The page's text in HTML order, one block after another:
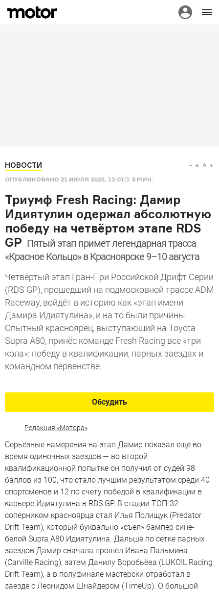
НОВОСТИ
ОПУБЛИКОВАНО 21 ИЮЛЯ 2025, 13:01 5 МИН.
a A
Триумф Fresh Racing: Дамир
Идиятулин одержал абсолютную
победу на четвёртом этапе RDS
GP Пятый этап примет легендарная трасса
«Красное Кольцо» в Красноярске 9–10 августа
Четвёртый этап Гран-При Российской Дрифт Серии
(RDS GP), прошедший на подмосковной трассе ADM
Raceway, войдёт в историю как «этап имени
Дамира Идиятулина», и на то были причины.
Опытный красноярец, выступающий на Toyota
Supra A80, принёс команде Fresh Racing все «три
кола»: победу в квалификации, парных заездах и
командном первенстве.
Обсудить
Редакция «Мотора»
Серьёзные намерения на этап Дамир показал ещё во
время одиночных заездов — во второй
квалификационной попытке он получил от судей 98
баллов из 100, что стало лучшим результатом среди 40
спортсменов и 12 по счету победой в квалификации в
карьере Идиятулина в RDS GP. В стадии ТОП-32
соперником красноярца стал Илья Полищук (Predator
Drift Team), который буквально «съел» бампер сине-
белой Supra A80 Идиятулина. Дальше по сетке парных
заездов Дамир сначала прошёл Ивана Пальмина
(Carville Racing), затем Данилу Воробьёва (LUKOIL Racing
Drift Team), а в полуфинале мастерски отработал в
заезде с Леонидом Шнайдером (TimeUp). О большой